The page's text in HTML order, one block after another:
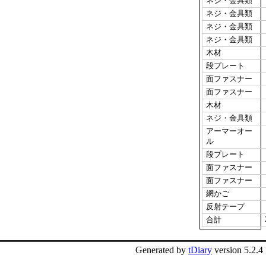
ネジ・金具類
ネジ・金具類
ネジ・金具類
木材
段プレート
面ファスナー
面ファスナー
木材
ネジ・金具類
アーマーオー
ル
段プレート
面ファスナー
面ファスナー
網かご
反射テープ
合計
Generated by tDiary version 5.2.4